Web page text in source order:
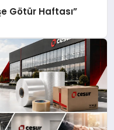
Götür Haftası”